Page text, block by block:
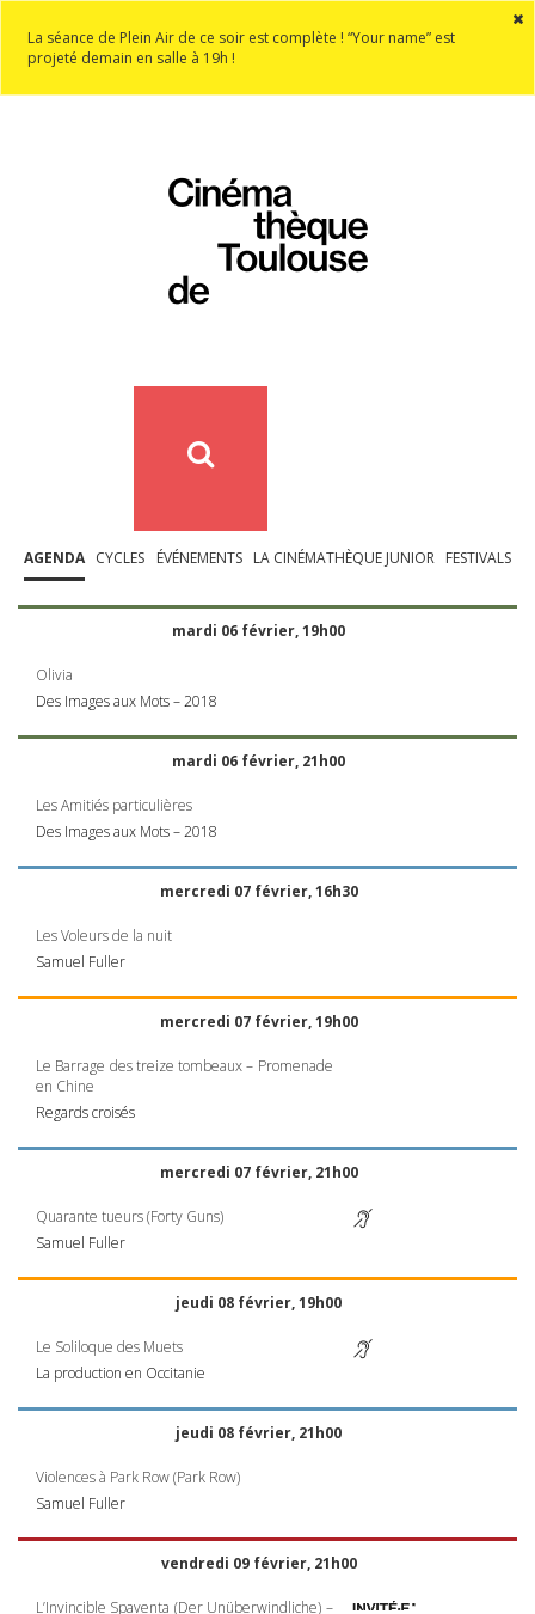
La séance de Plein Air de ce soir est complète ! “Your name” est
projeté demain en salle à 19h !
AGENDA CYCLES ÉVÉNEMENTS LA CINÉMATHÈQUE JUNIOR FESTIVALS
mardi 06 février, 19h00
Olivia
Des Images aux Mots – 2018
mardi 06 février, 21h00
Les Amitiés particulières
Des Images aux Mots – 2018
mercredi 07 février, 16h30
Les Voleurs de la nuit
Samuel Fuller
mercredi 07 février, 19h00
Le Barrage des treize tombeaux – Promenade
en Chine
Regards croisés
mercredi 07 février, 21h00
Quarante tueurs (Forty Guns)
Samuel Fuller
jeudi 08 février, 19h00
Le Soliloque des Muets
La production en Occitanie
jeudi 08 février, 21h00
Violences à Park Row (Park Row)
Samuel Fuller
vendredi 09 février, 21h00
L’Invincible Spaventa (Der Unüberwindliche) –